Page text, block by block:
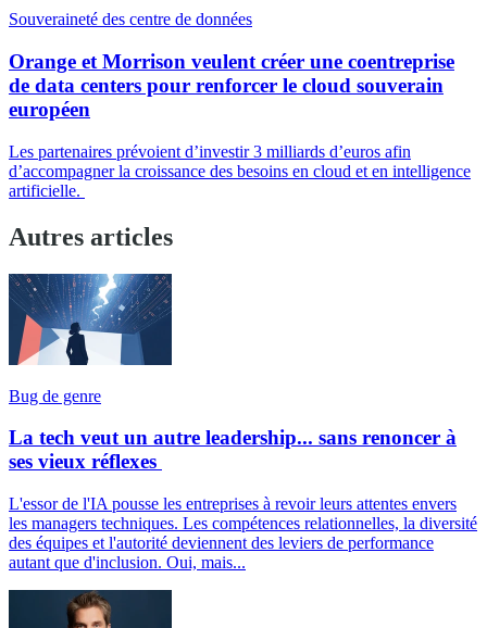
Souveraineté des centre de données
Orange et Morrison veulent créer une coentreprise
de data centers pour renforcer le cloud souverain
européen
Les partenaires prévoient d’investir 3 milliards d’euros afin
d’accompagner la croissance des besoins en cloud et en intelligence
artificielle.
Autres articles
Bug de genre
La tech veut un autre leadership... sans renoncer à
ses vieux réflexes
L'essor de l'IA pousse les entreprises à revoir leurs attentes envers
les managers techniques. Les compétences relationnelles, la diversité
des équipes et l'autorité deviennent des leviers de performance
autant que d'inclusion. Oui, mais...